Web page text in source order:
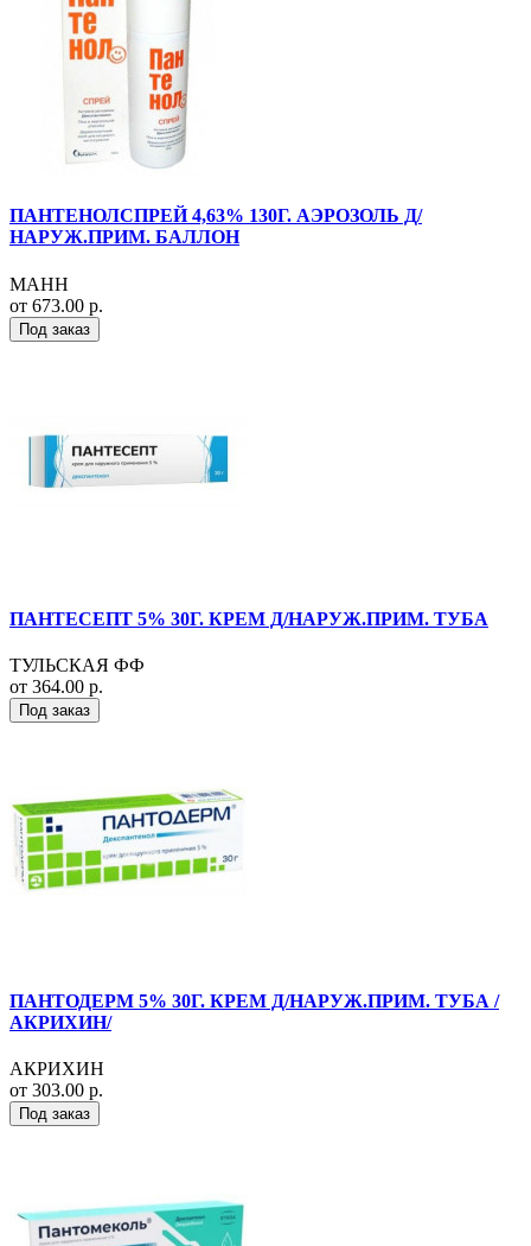
ПАНТЕНОЛСПРЕЙ 4,63% 130Г. АЭРОЗОЛЬ Д/
НАРУЖ.ПРИМ. БАЛЛОН
МАНН
от 673.00 р.
Под заказ
ПАНТЕСЕПТ 5% 30Г. КРЕМ Д/НАРУЖ.ПРИМ. ТУБА
ТУЛЬСКАЯ ФФ
от 364.00 р.
Под заказ
ПАНТОДЕРМ 5% 30Г. КРЕМ Д/НАРУЖ.ПРИМ. ТУБА /
АКРИХИН/
АКРИХИН
от 303.00 р.
Под заказ